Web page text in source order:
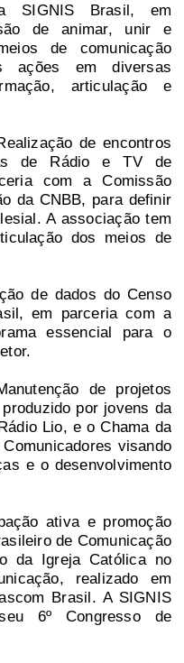
SIGNIS Brasil, em
de animar, unir e
de comunicação
ações em diversas
articulação e
de encontros
de Rádio e TV de
com a Comissão
da CNBB, para definir
A associação tem
dos meios de
de dados do Censo
em parceria com a
essencial para o
de projetos
por jovens da
Lio, e o Chama da
visando
e o desenvolvimento
ativa e promoção
de Comunicação
da Igreja Católica no
realizado em
Brasil. A SIGNIS
6º Congresso de